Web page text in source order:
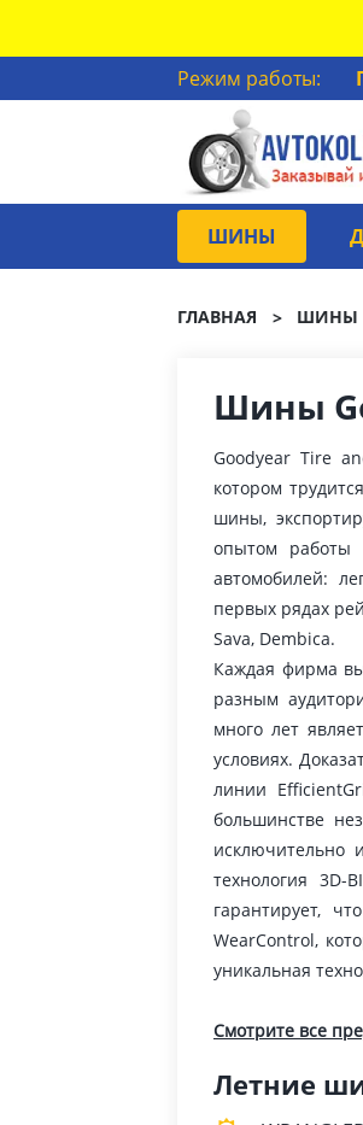
Режим работы:
ШИНЫ
ГЛАВНАЯ ШИНЫ
Шины
Goodyear Tire
котором
шины,
опытом работы
автомобилей:
первых рядах
Sava, Dembica.
Каждая фирма
разным
много лет
условиях.
линии
большинстве
исключительно
технология 3D-
гарантирует,
WearControl,
уникальная
Смотрите все
Летние